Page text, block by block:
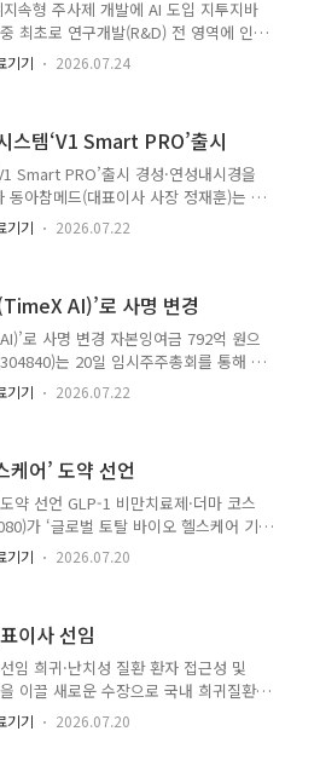
월에 미국 샌디에고에서 진행된 바이
에 참석해 ..
속형 주사제 개발에 AI 도입 지투지바
최초로 연구개발(R&D) 전 영역에 인
공정 연구의 양(Quantity)과 속도
투지바이오는 의료·바이오 AI 혁신
최적의 제형 조합을 찾고, 까다로운
전교중 지투지바이오 사장은 "장기지
활용함으로써 개발 속도는 ..
기기 2026.07.24
스템‘V1 Smart PRO’출시
Smart PRO’출시 경성·연성내시경을
아참메드(대표이사 사장 정재훈)는 차
와 전용 연성비디오내시경 ‘FHD-
PRO는 경성내시경(Rigid Scope)과
적용해 내시경 시야를 밝고 균일하
Noise Reduction) 기술과
..
기기 2026.07.22
AI)’로 사명 변경
로 사명 변경 자본잉여금 792억 원으
는 20일 임시주주총회를 통해 사
하고, AI 인프라를 중심으로 한 신성
날 개최된 임시주주총회에서 ▲사명
AI 인프라 역량을 상징한다. 회사는
동력으로 육성하는 한편, 기존 바이오
축해 나갈 계획이..
기기 2026.07.22
케어’ 도약 선언
약 선언 GLP-1 비만치료제·더마 코스
가 ‘글로벌 토탈 바이오 헬스케어 기
렌드인 웰에이징(Well-aging)과 롱제
략을 발표했다. 제테마는 지난 16일
청사진을 제시했다. 비전 선포식에서
스테틱을 넘어 토탈 바이오 헬스케어
식화했다. 주력 사업인 히알루론..
기기 2026.07.20
이사 선임
임 희귀·난치성 질환 환자 접근성 및
이끌 새로운 수장으로 국내 희귀질환
표이사(General Manager)를 선임하
섰다. 바이오젠코리아의 경영 전반을
기기 2026.07.20